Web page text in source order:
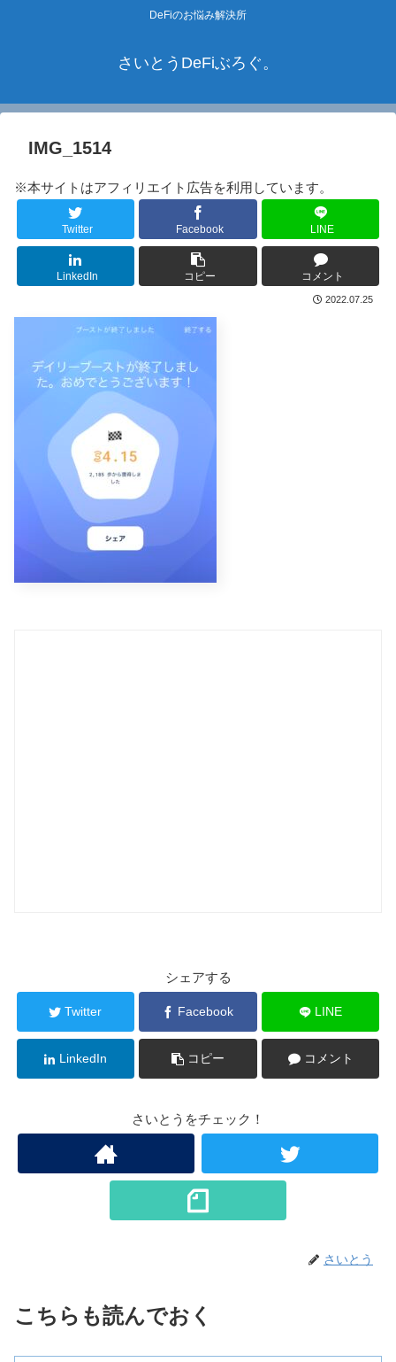
DeFiのお悩み解決所
さいとうDeFiぶろぐ。
IMG_1514
※本サイトはアフィリエイト広告を利用しています。
Twitter Facebook LINE
LinkedIn コピー コメント
2022.07.25
シェアする
Twitter Facebook LINE
LinkedIn コピー コメント
さいとうをチェック！
さいとう
こちらも読んでおく